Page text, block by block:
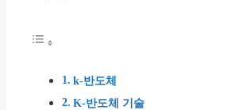
k-반도체
K-반도체 기술